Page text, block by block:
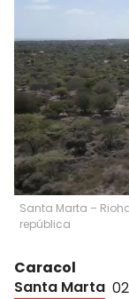
Santa Marta –
república
Caracol
Santa Marta